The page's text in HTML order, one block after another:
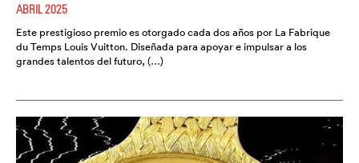
ABRIL 2025
Este prestigioso premio es otorgado cada dos años por La Fabrique
du Temps Louis Vuitton. Diseñada para apoyar e impulsar a los
grandes talentos del futuro, (…)